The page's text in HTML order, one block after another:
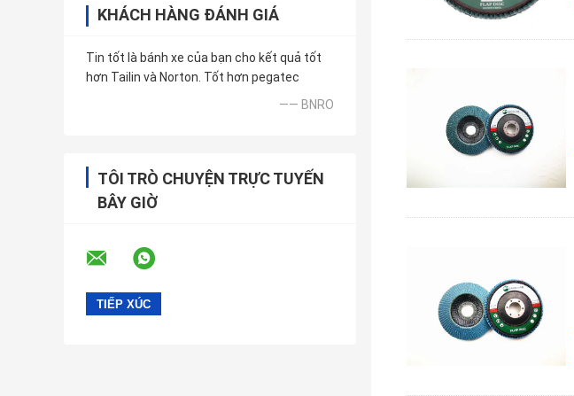
KHÁCH HÀNG ĐÁNH GIÁ
Tin tốt là bánh xe của bạn cho kết quả tốt
hơn Tailin và Norton. Tốt hơn pegatec
—— BNRO
TÔI TRÒ CHUYỆN TRỰC TUYẾN
BÂY GIỜ